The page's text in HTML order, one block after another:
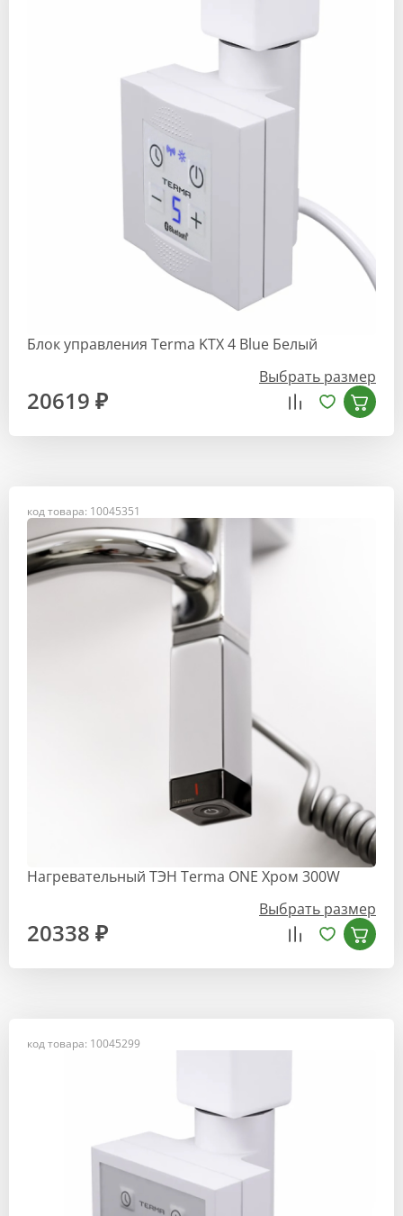
Блок управления Terma KTX 4 Blue Белый
Выбрать размер
20619 ₽
код товара: 10045351
Нагревательный ТЭН Terma ONE Хром 300W
Выбрать размер
20338 ₽
код товара: 10045299